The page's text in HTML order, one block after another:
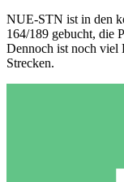
NUE-STN ist in den
164/189 gebucht, die
Dennoch ist noch viel
Strecken.